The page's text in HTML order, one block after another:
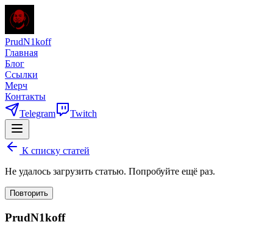
PrudN1koff
Главная
Блог
Ссылки
Мерч
Контакты
Telegram
Twitch
К списку статей
Не удалось загрузить статью. Попробуйте ещё раз.
Повторить
PrudN1koff